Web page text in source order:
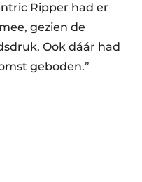
Ripper had er
gezien de
Ook dáár had
geboden.”